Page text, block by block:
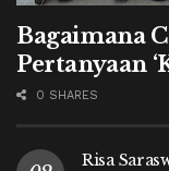
Bagaimana
Pertanyaan
0 SHARES
Risa